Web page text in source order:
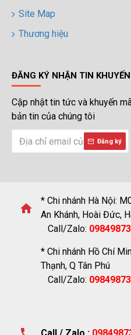
Site Map
Thương hiệu
ĐĂNG KÝ NHẬN TIN
Cập nhật tin tức và khuyến
bản tin của chúng tôi
Đăng ký
* Chi nhánh Hà Nội:
An Khánh, Hoài Đức,
Call/Zalo:
* Chi nhánh Hồ Chí
Thạnh, Q Tân Phú
Call/Zalo: